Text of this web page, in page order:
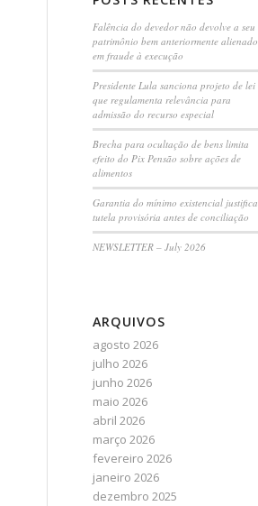
Falência do devedor não devolve a seu
patrimônio bem anteriormente alienado
em fraude à execução
Presidente Lula sanciona projeto de lei
que regulamenta relevância para
admissão do recurso especial
Brecha para ocultação de bens limita
efeito do Pix Pensão sobre ações de
alimentos
Garantia do mínimo existencial justifica
tutela provisória antes de conciliação
NEWSLETTER – July 2026
ARQUIVOS
agosto 2026
julho 2026
junho 2026
maio 2026
abril 2026
março 2026
fevereiro 2026
janeiro 2026
dezembro 2025